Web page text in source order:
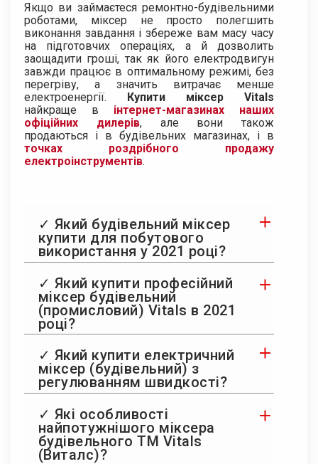
Якщо ви займаєтеся ремонтно-будівельними
роботами, міксер не просто полегшить
виконання завдання і збереже вам масу часу
на підготовчих операціях, а й дозволить
заощадити гроші, так як його електродвигун
завжди працює в оптимальному режимі, без
перегріву, а значить витрачає менше
електроенергії.
Купити міксер Vitals
найкраще в інтернет-магазинах наших
офіційних дилерів, але вони також
продаються і в будівельних магазинах, і в
точках роздрібного продажу
електроінструментів.
✓ Який будівельний міксер
купити для побутового
використання у 2021 році?
✓ Який купити професійний
міксер будівельний
(промисловий) Vitals в 2021
році?
✓ Який купити електричний
міксер (будівельний) з
регулюванням швидкості?
✓ Які особливості
найпотужнішого міксера
будівельного ТМ Vitals
(Виталс)?